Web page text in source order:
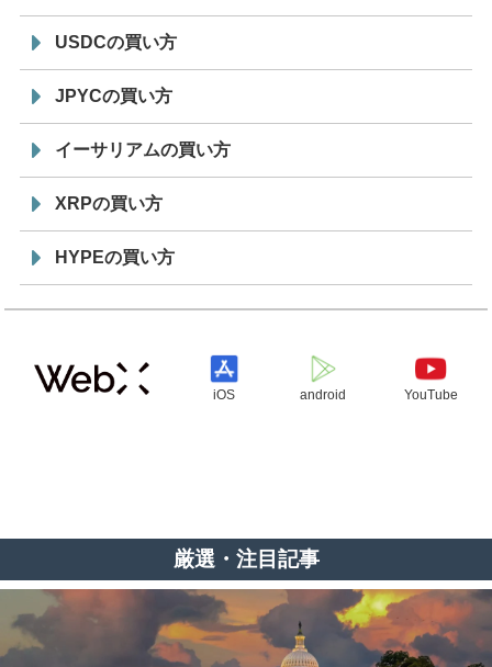
USDCの買い方
JPYCの買い方
イーサリアムの買い方
XRPの買い方
HYPEの買い方
iOS android YouTube
厳選・注目記事